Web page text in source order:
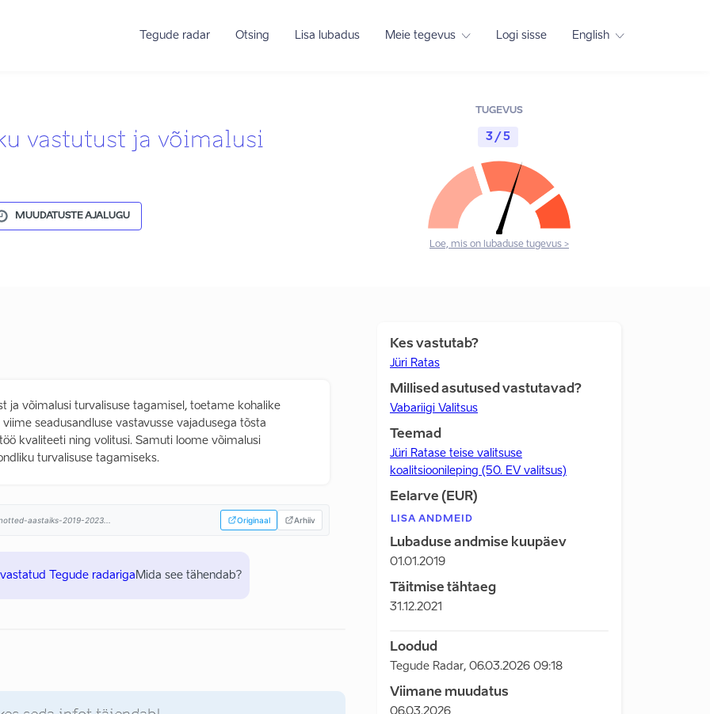
Tegude radar Otsing Lisa lubadus Meie tegevus Logi sisse English
vastutust ja võimalusi
MUUDATUSTE AJALUGU
TUGEVUS
3 / 5
Loe, mis on lubaduse tugevus >
ja võimalusi turvalisuse tagamisel, toetame kohalike
seadusandluse vastavusse vajadusega tõsta
kvaliteeti ning volitusi. Samuti loome võimalusi
turvalisuse tagamiseks.
aastaiks-2019-2023... Originaal Arhiiv
Tegude radariga Mida see tähendab?
Kes vastutab?
Jüri Ratas
Millised asutused vastutavad?
Vabariigi Valitsus
Teemad
Jüri Ratase teise valitsuse
koalitsioonileping (50. EV valitsus)
Eelarve (EUR)
LISA ANDMEID
Lubaduse andmise kuupäev
01.01.2019
Täitmise tähtaeg
31.12.2021
Loodud
Tegude Radar, 06.03.2026 09:18
Viimane muudatus
06.03.2026